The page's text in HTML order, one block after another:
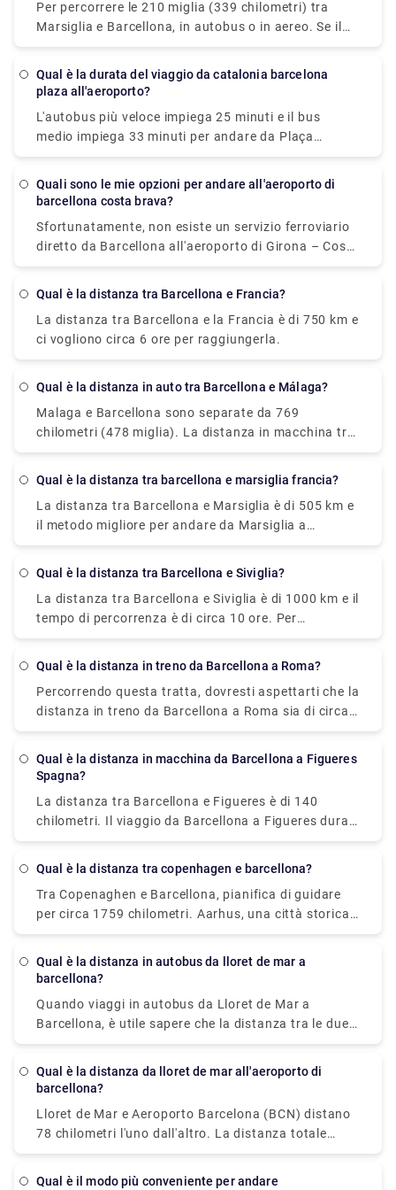
percorso, l'aereo è sicuramente l'opzione migliore.
per prendere l'autobus per questo viaggio. Puoi
anche prenotare transfer privati per un servizio
facile e rilassante! Dai un'occhiata a Rydeu ora!
Per percorrere le 210 miglia (339 chilometri) tra
Marsiglia e Barcellona, in autobus o in aereo. Se il
tempo è fondamentale, un volo della durata media di
più importante, un autobus con tariffe a partire da $
due delle compagnie di viaggio più popolari che
forniscono questo servizio. Da Marsiglia, i
un aereo per Barcellona.
Qual è la durata del viaggio da catalonia barcelona
plaza all'aeroporto?
L'autobus più veloce impiega 25 minuti e il bus
medio impiega 33 minuti per andare da Plaça
Catalunya all'Aeroporto Barcelona (BCN). Il servizio
Barcellona effettua corse più volte al giorno (BCN).
viaggio potrebbero essere più lunghi.
Quali sono le mie opzioni per andare all'aeroporto di
barcellona costa brava?
Sfortunatamente, non esiste un servizio ferroviario
diretto da Barcellona all'aeroporto di Girona – Costa
Brava; quindi, devi prima raggiungere il centro di
all'aeroporto. Di conseguenza, il viaggio potrebbe
richiedere fino a 2 ore, rendendo il treno un mezzo di
trasporto inadatto.
Qual è la distanza tra Barcellona e Francia?
La distanza tra Barcellona e la Francia è di 750 km e
ci vogliono circa 6 ore per raggiungerla.
Qual è la distanza in auto tra Barcellona e Málaga?
Malaga e Barcellona sono separate da 769
chilometri (478 miglia). La distanza in macchina tra
Malaga e Barcellona, invece, è di 999 chilometri (621
Qual è la distanza tra barcellona e marsiglia francia?
La distanza tra Barcellona e Marsiglia è di 505 km e
il metodo migliore per andare da Marsiglia a
Barcellona è l'aereo, che impiega 2 ore e 15 minuti e
Qual è la distanza tra Barcellona e Siviglia?
La distanza tra Barcellona e Siviglia è di 1000 km e il
tempo di percorrenza è di circa 10 ore. Per
prenotare un trasferimento privato, colpiscici a
Qual è la distanza in treno da Barcellona a Roma?
Percorrendo questa tratta, dovresti aspettarti che la
distanza in treno da Barcellona a Roma sia di circa
859 km.
Qual è la distanza in macchina da Barcellona a Figueres
Spagna?
La distanza tra Barcellona e Figueres è di 140
chilometri. Il viaggio da Barcellona a Figueres dura
circa 1h 28min.
Qual è la distanza tra copenhagen e barcellona?
Tra Copenaghen e Barcellona, pianifica di guidare
per circa 1759 chilometri. Aarhus, una città storica
sulla costa orientale dello Jutland (penisola
di un giorno più popolari da Copenaghen.
Qual è la distanza in autobus da lloret de mar a
barcellona?
Quando viaggi in autobus da Lloret de Mar a
Barcellona, è utile sapere che la distanza tra le due
città è di circa 66 chilometri. Non esitare a visitare il
viaggio senza stress con semplicità e comodità di
Qual è la distanza da lloret de mar all'aeroporto di
barcellona?
Lloret de Mar e Aeroporto Barcelona (BCN) distano
78 chilometri l'uno dall'altro. La distanza totale
percorsa è di 90,4 chilometri. Prenotare una navetta
Qual è il modo più conveniente per andare